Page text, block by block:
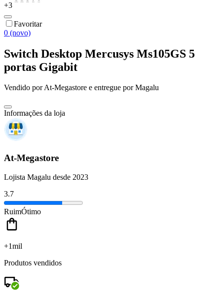
+3
Favoritar
0 (novo)
Switch Desktop Mercusys Ms105GS 5
portas Gigabit
Vendido porAt-Megastore e entregue por Magalu
Informações da loja
At-Megastore
Lojista Magalu desde 2023
3.7
RuimÓtimo
+1mil
Produtos vendidos